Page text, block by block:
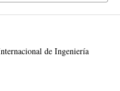
de Ingeniería